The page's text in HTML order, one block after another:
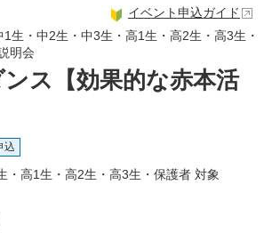
ス【効果的な赤本活
・中2生・中3生・高1生・高2生・高3生・
明会
イベント申込ガイド
込
・高1生・高2生・高3生・保護者 対象